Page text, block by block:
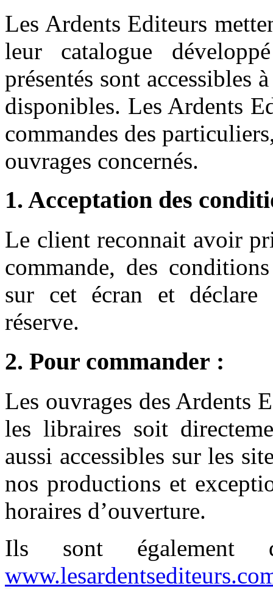
Les Ardents Editeurs
leur catalogue
présentés sont accessibles
disponibles. Les Ardents
commandes des
ouvrages concernés.
1. Acceptation des
Le client reconnait avoir
commande, des
sur cet écran et déclare
réserve.
2. Pour commander :
Les ouvrages des Ardents
les libraires soit
aussi accessibles sur les
nos productions et
horaires d’ouverture.
Ils sont également